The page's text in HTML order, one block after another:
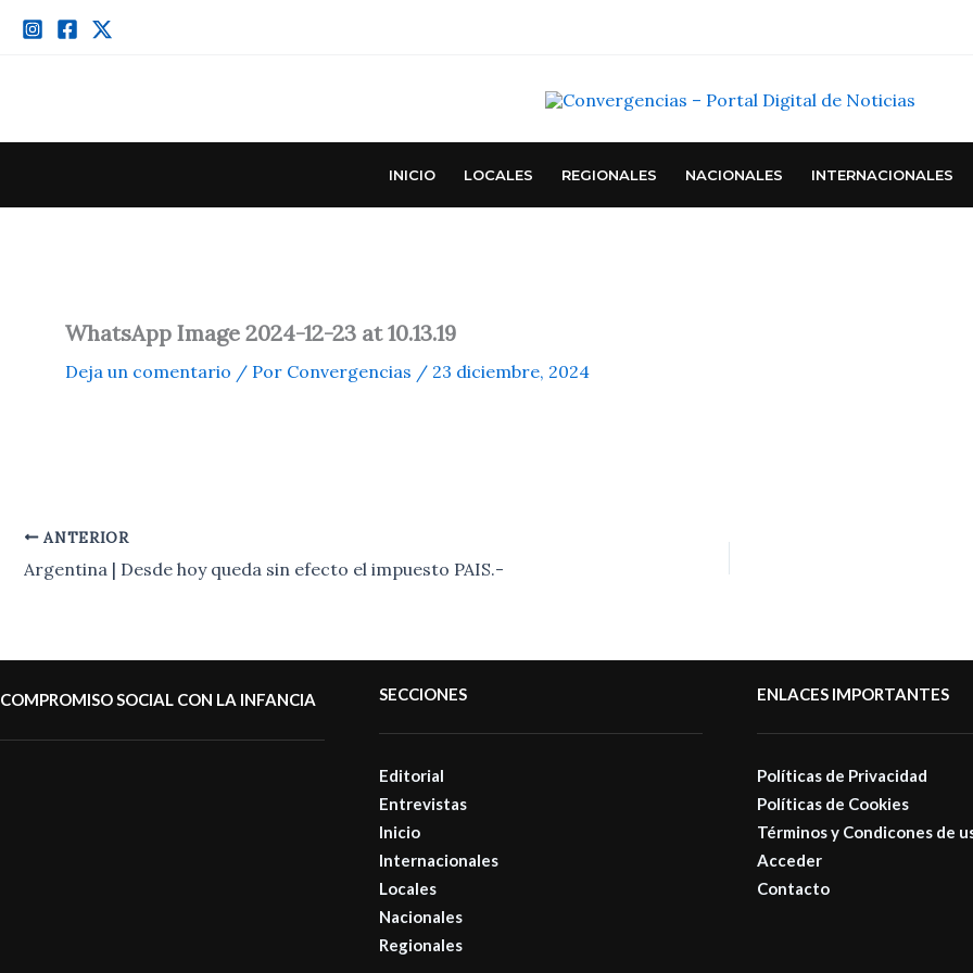
INICIO LOCALES REGIONALES NACIONALES INTERNACIONALES
WhatsApp Image 2024-12-23 at 10.13.19
Deja un comentario / Por Convergencias / 23 diciembre, 2024
ANTERIOR
Argentina | Desde hoy queda sin efecto el impuesto PAIS.-
COMPROMISO SOCIAL CON LA INFANCIA SECCIONES
Editorial
Entrevistas
Inicio
Internacionales
Locales
Nacionales
Regionales
ENLACES IMPORTANTES
Políticas de Privacidad
Políticas de Cookies
Términos y Condicones de
Acceder
Contacto